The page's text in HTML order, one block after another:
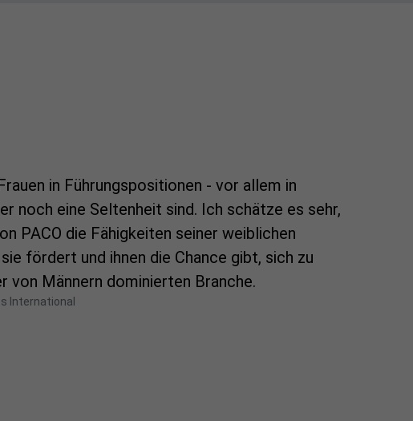
in Führungspositionen - vor allem in
noch eine Seltenheit sind. Ich schätze es sehr,
PACO die Fähigkeiten seiner weiblichen
fördert und ihnen die Chance gibt, sich zu
von Männern dominierten Branche.
International